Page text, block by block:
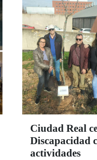
Ciudad Real
Discapacidad
actividades